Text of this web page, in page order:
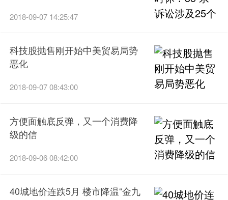
2018-09-07 14:25:47
科技股抛售刚开始中美贸易局势
恶化
2018-09-07 08:43:00
方便面触底反弹，又一个消费降
级的信
2018-09-06 08:42:00
40城地价连跌5月 楼市降温“金九